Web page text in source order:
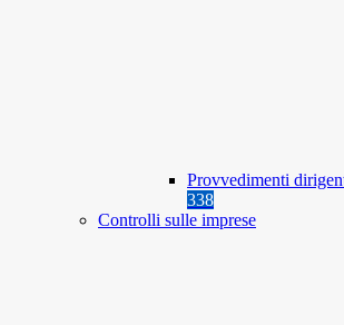
Provvedimenti
338
Controlli sulle imprese